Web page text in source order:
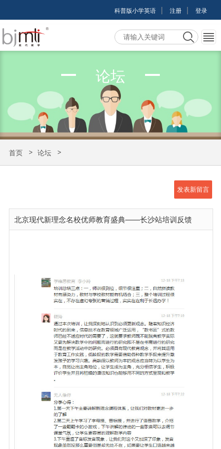
科普版小学英语 | 注册 | 登录
论坛
首页 论坛
北京现代新理念名校优师教育盛典——长沙站培训反馈
发表新留言
北京现代新理念名校优师教育盛典——长沙站培训反馈